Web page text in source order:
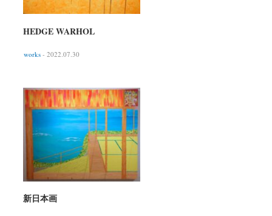
HEDGE WARHOL
works - 2022.07.30
新日本画